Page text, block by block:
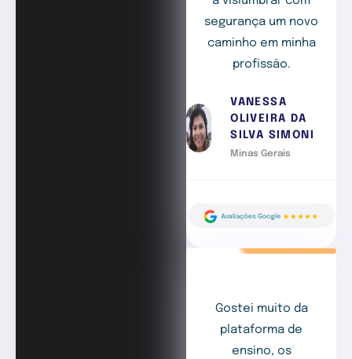
segurança um novo
caminho em minha
profissão.
VANESSA
OLIVEIRA DA
SILVA SIMONI
Minas Gerais
Gostei muito da
plataforma de
ensino, os